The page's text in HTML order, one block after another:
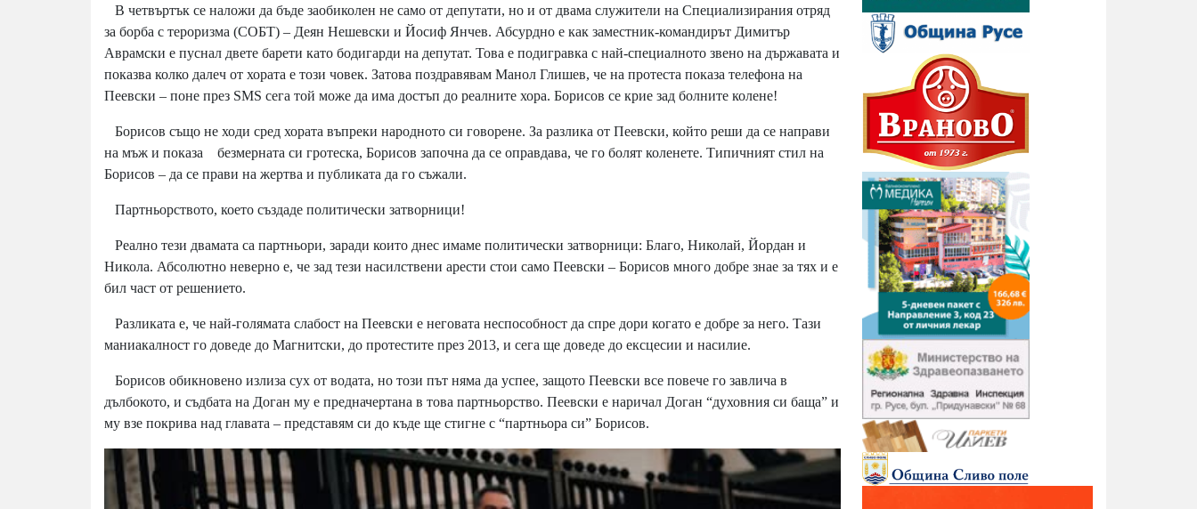
В четвъртък се наложи да бъде заобиколен не само от депутати, но и от двама служители на Специализирания отряд
за борба с тероризма (СОБТ) – Деян Нешевски и Йосиф Янчев. Абсурдно е как заместник-командирът Димитър
Аврамски е пуснал двете барети като бодигарди на депутат. Това е подигравка с най-специалното звено на държавата и
показва колко далеч от хората е този човек. Затова поздравявам Манол Глишев, че на протеста показа телефона на
Пеевски – поне през SMS сега той може да има достъп до реалните хора. Борисов се крие зад болните колене!
Борисов също не ходи сред хората въпреки народното си говорене. За разлика от Пеевски, който реши да се направи
на мъж и показа безмерната си гротеска, Борисов започна да се оправдава, че го болят коленете. Типичният стил на
Борисов – да се прави на жертва и публиката да го съжали.
Партньорството, което създаде политически затворници!
Реално тези двамата са партньори, заради които днес имаме политически затворници: Благо, Николай, Йордан и
Никола. Абсолютно неверно е, че зад тези насилствени арести стои само Пеевски – Борисов много добре знае за тях и е
бил част от решението.
Разликата е, че най-голямата слабост на Пеевски е неговата неспособност да спре дори когато е добре за него. Тази
маниакалност го доведе до Магнитски, до протестите през 2013, и сега ще доведе до ексцесии и насилие.
Борисов обикновено излиза сух от водата, но този път няма да успее, защото Пеевски все повече го завлича в
дълбокото, и съдбата на Доган му е предначертана в това партньорство. Пеевски е наричал Доган “духовния си баща” и
му взе покрива над главата – представям си до къде ще стигне с “партньора си” Борисов.